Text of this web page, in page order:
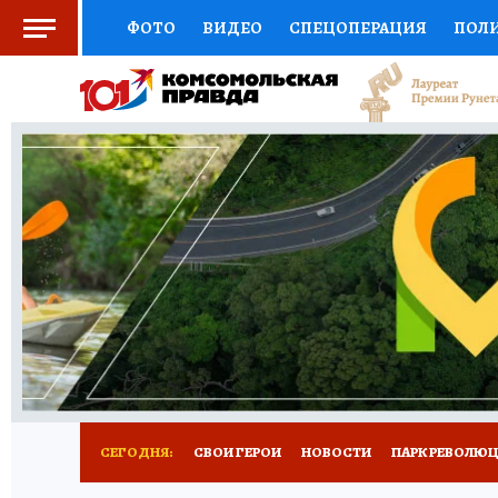
ФОТО ВИДЕО СПЕЦОПЕРАЦИЯ
СОЦПОДДЕРЖКА НАУКА СПОРТ
ВЫБОР ЭКСПЕРТОВ ДОКТОР
КНИЖНАЯ ПОЛКА ПРОГНОЗЫ НА СПОРТ
ПРЕСС-ЦЕНТР НЕДВИЖИМОСТЬ
ВСЕ О КП РАДИО КП РЕКЛАМА ТЕСТЫ
СЕГОДНЯ: СВОИ ГЕРОИ НОВОСТИ ПАРК